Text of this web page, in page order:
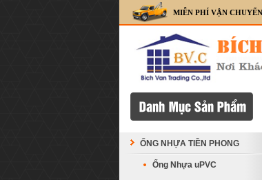
MIỄN PHÍ VẬN
ỐNG NHỰA TIỀN PHONG
Ống Nhựa uPVC